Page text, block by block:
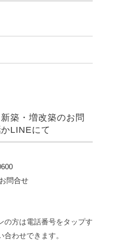
築・増改築のお問
LINEにて
の方は電話番号をタップす
合わせできます。